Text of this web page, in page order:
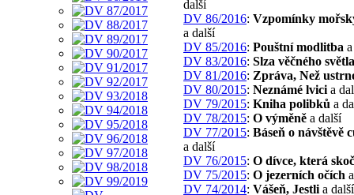
další
DV 86/2016: Vzpomínky
a další
DV 85/2016: Pouštní modlitba
DV 83/2016: Slza věčného světla
DV 81/2016: Zpráva, Než
DV 80/2015: Neznámé lvici a
DV 79/2015: Kniha polibků a
DV 78/2015: O výměně a další
DV 77/2015: Báseň o návštěvě
a další
DV 76/2015: O dívce, která
DV 75/2015: O jezerních očích
DV 74/2014: Vášeň, Jestli a další